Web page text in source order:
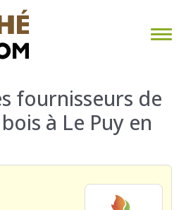
fournisseurs de
à Le Puy en